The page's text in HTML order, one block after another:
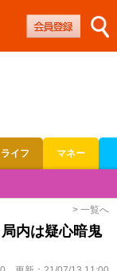
ライフ マネー
> 一覧へ
内は疑心暗鬼